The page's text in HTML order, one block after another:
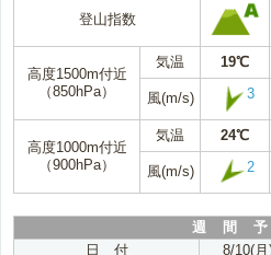
登山指数
高度1500m付近
（850hPa）
気温 19℃
風(m/s) 3
高度1000m付近
（900hPa）
気温 24℃
風(m/s) 2
週 間
日 付
8/10(月